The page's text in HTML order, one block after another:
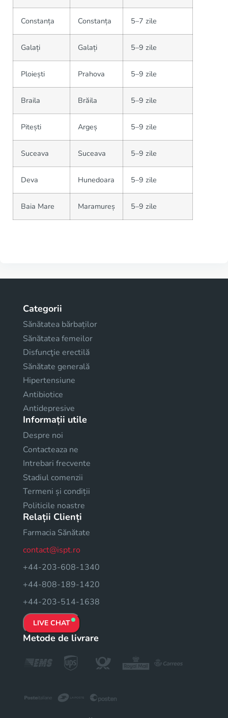
Constanța Constanța 5–7 zile
Galați Galați 5–9 zile
Ploiești Prahova 5–9 zile
Braila Brăila 5–9 zile
Pitești Argeș 5–9 zile
Suceava Suceava 5–9 zile
Deva Hunedoara 5–9 zile
Baia Mare Maramureș 5–9 zile
Categorii
Sănătatea bărbaților
Sănătatea femeilor
Disfuncţie erectilă
Sănătate generală
Hipertensiune
Antibiotice
Antidepresive
Informații utile
Despre noi
Contacteaza ne
Intrebari frecvente
Stadiul comenzii
Termeni și condiții
Politicile noastre
Relații Clienți
Farmacia Sănătate
contact@ispt.ro
+44-203-608-1340
+44-808-189-1420
+44-203-514-1638
LIVE CHAT
Metode de livrare